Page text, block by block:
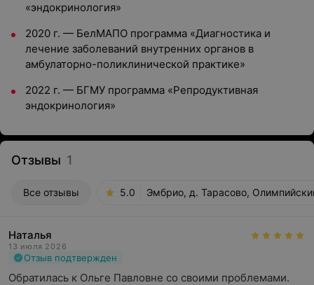
«эндокринология»
2020 г. — БелМАПО программа «Диагностика и
лечение заболеваний внутренних органов в
амбулаторно-поликлинической практике»
2022 г. — БГМУ программа «Репродуктивная
эндокринология»
Отзывы 1
Все отзывы 5.0 Эмбрио, д. Тарасово,
Наталья
13 июля 2026
Отзыв подтвержден
Обратилась к Ольге Павловне со своими проблемами.